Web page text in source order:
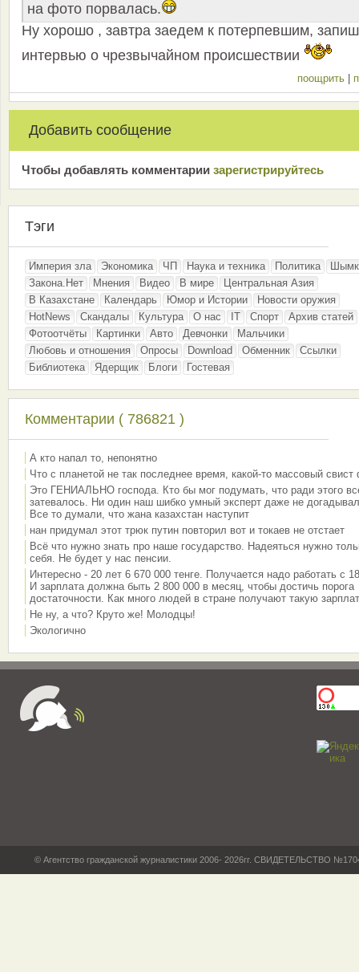
на фото порвалась.
Ну хорошо , завтра заедем к потерпевшим,
интервью о чрезвычайном происшествии
поощрить
Добавить сообщение
Чтобы добавлять комментарии зарeгиcтрирyйтeсь
Тэги
Империя зла Экономика ЧП Наука и техника Политика
Закона.Нет
Мнения Видео В мире
Центральная Азия
В Казахстане
Календарь Юмор и Истории
Новости оружия
HotNews
Скандалы Культура О нас IT Спорт
Архив статей
Фотоотчёты
Картинки Авто Девчонки
Мальчики
Любовь и отношения
Опросы Download Обменник
Ссылки
Библиотека
Ядерщик Блоги Гостевая
Комментарии ( 786821 )
А кто напал то, непонятно
Что с планетой не так последнее время, какой-то массовый свист
Это ГЕНИАЛЬНО господа. Кто бы мог подумать, что ради этого
затевалось. Ни один наш шибко умный эксперт даже не
Все то думали, что жана казахстан наступит
нан придумал этот трюк путин повторил вот и токаев не отстает
Всё что нужно знать про наше государство. Надеяться нужно
себя. Не будет у нас пенсии.
Интересно - 20 лет 6 670 000 тенге. Получается надо работать с
И зарплата должна быть 2 800 000 в месяц, чтобы достичь порога
достаточности. Как много людей в стране получают такую
Не ну, а что? Круто же! Молодцы!
Экологично
© Агентство гражданской журналистики 2006- 2026гг. СВИДЕТЕЛЬСТВО